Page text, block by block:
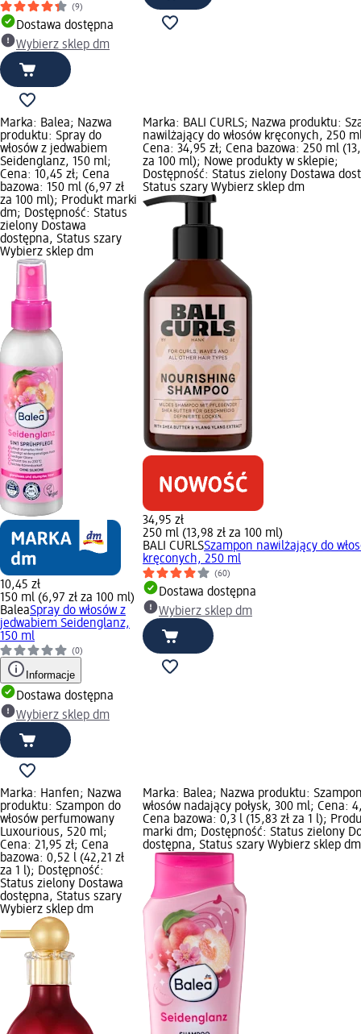
(9)
Dostawa dostępna
Wybierz sklep dm
Marka: Balea; Nazwa
produktu: Spray do
włosów z jedwabiem
Seidenglanz, 150 ml;
Cena: 10,45 zł; Cena
bazowa: 150 ml (6,97 zł
za 100 ml); Produkt marki
dm; Dostępność: Status
zielony Dostawa
dostępna, Status szary
Wybierz sklep dm
10,45 zł
150 ml (6,97 zł za 100 ml)
BaleaSpray do włosów z
jedwabiem Seidenglanz,
150 ml
(0)
Informacje
Dostawa dostępna
Wybierz sklep dm
Marka: BALI CURLS; Nazwa produktu:
nawilżający do włosów kręconych, 250
Cena: 34,95 zł; Cena bazowa: 250 ml
za 100 ml); Nowe produkty w sklepie;
Dostępność: Status zielony Dostawa
Status szary Wybierz sklep dm
34,95 zł
250 ml (13,98 zł za 100 ml)
BALI CURLSSzampon nawilżający do
kręconych, 250 ml
(60)
Dostawa dostępna
Wybierz sklep dm
Marka: Hanfen; Nazwa
produktu: Szampon do
włosów perfumowany
Luxourious, 520 ml;
Cena: 21,95 zł; Cena
bazowa: 0,52 l (42,21 zł
za 1 l); Dostępność:
Status zielony Dostawa
dostępna, Status szary
Wybierz sklep dm
Marka: Balea; Nazwa produktu:
włosów nadający połysk, 300 ml; Cena:
Cena bazowa: 0,3 l (15,83 zł za 1 l);
marki dm; Dostępność: Status zielony
dostępna, Status szary Wybierz sklep dm